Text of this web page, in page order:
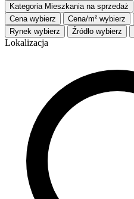
Kategoria Mieszkania na sprzedaż
Cena wybierz Cena/m² wybierz
Rynek wybierz Źródło wybierz
Lokalizacja